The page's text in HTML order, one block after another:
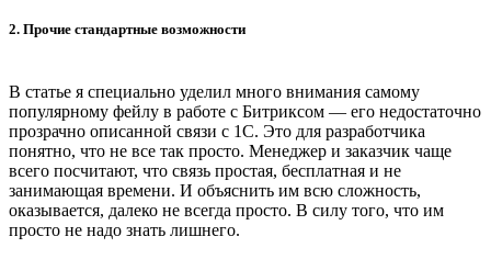
2. Прочие стандартные возможности
В статье я специально уделил много внимания самому
популярному фейлу в работе с Битриксом — его недостаточно
прозрачно описанной связи с 1С. Это для разработчика
понятно, что не все так просто. Менеджер и заказчик чаще
всего посчитают, что связь простая, бесплатная и не
занимающая времени. И объяснить им всю сложность,
оказывается, далеко не всегда просто. В силу того, что им
просто не надо знать лишнего.